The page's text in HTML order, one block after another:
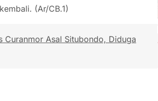
(Ar/CB.1)
Curanmor Asal Situbondo, Diduga